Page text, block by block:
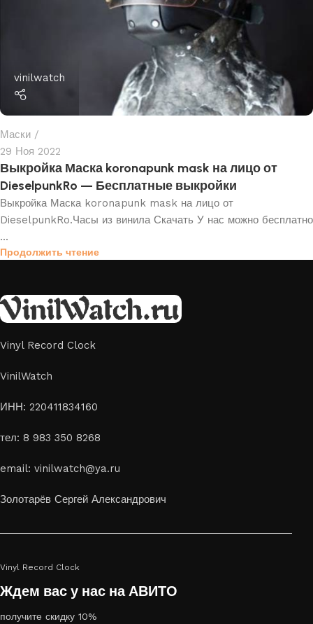
vinilwatch
Маски
29 Ноя 2022
Выкройка Маска koronapunk mask на лицо от
DieselpunkRo — Бесплатные выкройки
Выкройка Маска koronapunk mask на лицо от
DieselpunkRo.Часы из винила Скачать У нас можно бесплатно
...
Продолжить чтение
Vinyl Record Clock
VinilWatch
ИНН: 220411834160
тел: 8 983 350 8268
email: vinilwatch@ya.ru
Золотарёв Сергей Александрович
Vinyl Record Clock
Ждем вас у нас на АВИТО
получите скидку 10%